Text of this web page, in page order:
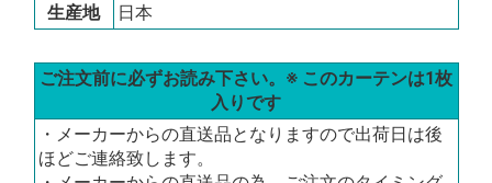
生産地
日本
ご注文前に必ずお読み下さい。※ このカーテンは1枚
入りです
・メーカーからの直送品となりますので出荷日は後
ほどご連絡致します。